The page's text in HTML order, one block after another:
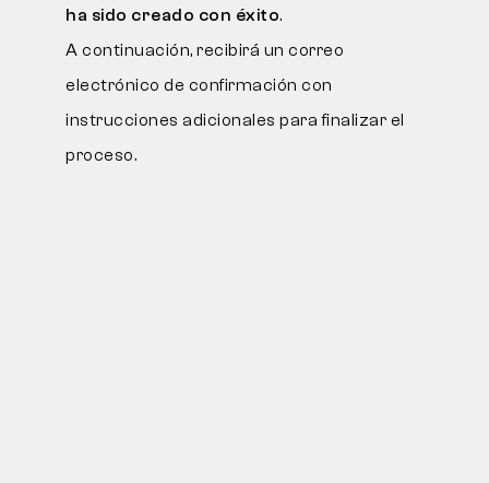
ha sido creado con éxito.
A continuación, recibirá un correo
electrónico de confirmación con
instrucciones adicionales para finalizar el
proceso.